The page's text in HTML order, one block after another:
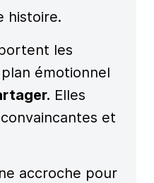
histoire.
les
émotionnel
Elles
et
accroche pour